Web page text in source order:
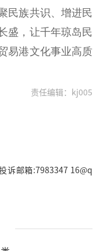
民族共识、增进民
盛，让千年琼岛民
易港文化事业高质
责任编辑：kj005
诉邮箱:7983347 16@q